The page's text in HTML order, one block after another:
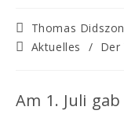
Beitrags-
Autor:
Thomas
Beitrags-
Aktuelles / Der
Am 1. Juli